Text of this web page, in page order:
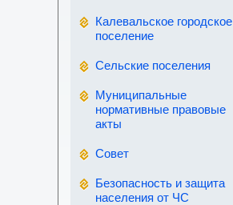
Калевальское городское
поселение
Сельские поселения
Муниципальные
нормативные правовые
акты
Совет
Безопасность и защита
населения от ЧС